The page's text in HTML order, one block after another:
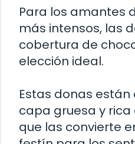
Para los amantes
más intensos, las
cobertura de
elección ideal.
Estas donas
capa gruesa y
que las convierte